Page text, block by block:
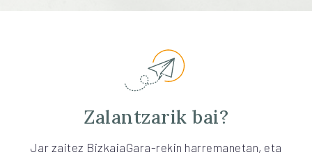
Zalantzarik bai?
Jar zaitez BizkaiaGara-rekin harremanetan, eta